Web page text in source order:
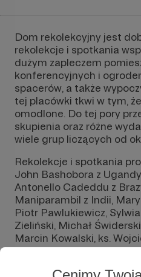
Dom rekolekcyjny jest
rekolekcje i spotkania
dużym zapleczem
konferencyjnych i
spacerów, a także
tej placówki tkwi w tym,
omodlone. Do tej pory
skupienia oraz różne
wiele grup liczących od
Rekolekcje i spotkania
John Bashobora z
Antonello Cadeddu z
Maniparambil z Indii,
Piotr Pawlukiewicz,
Zieliński, Michał
Marcin Kowalski, ks.
Adam Szustak OP, o.